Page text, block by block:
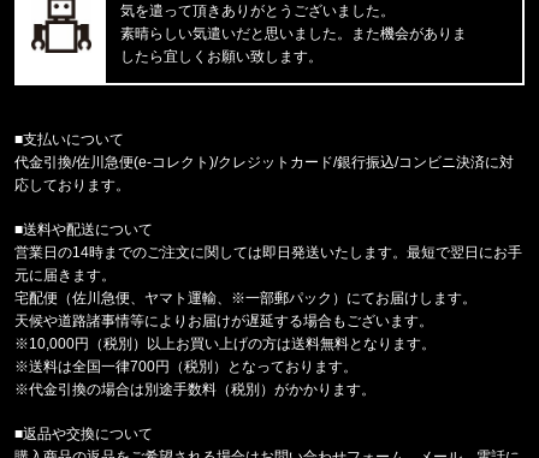
東京都のお客様ご注文ありがとうございます。
CARHARTT/カーハート
東京都のお客様ご注文ありがとうございます。
reversal/リバーサル
福岡県のお客様ご注文ありがとうございます。
COLUMBIA/コロンビア
福岡県のお客様ご注文ありがとうございます。
CALVIN KLEIN/カルバンクライン
MICROFIBER STRETCH 3PK LO
福岡県のお客様ご注文ありがとうございます。
気を遣って頂きありがとうございました。
素晴らしい気遣いだと思いました。また機会がありま
したら宜しくお願い致します。
■支払いについて
代金引換/佐川急便(e-コレクト)/クレジットカード/銀行振込/コンビニ決済に対
応しております。
■送料や配送について
営業日の14時までのご注文に関しては即日発送いたします。最短で翌日にお手
元に届きます。
宅配便（佐川急便、ヤマト運輸、※一部郵パック）にてお届けします。
天候や道路諸事情等によりお届けが遅延する場合もございます。
※10,000円（税別）以上お買い上げの方は送料無料となります。
※送料は全国一律700円（税別）となっております。
※代金引換の場合は別途手数料（税別）がかかります。
■返品や交換について